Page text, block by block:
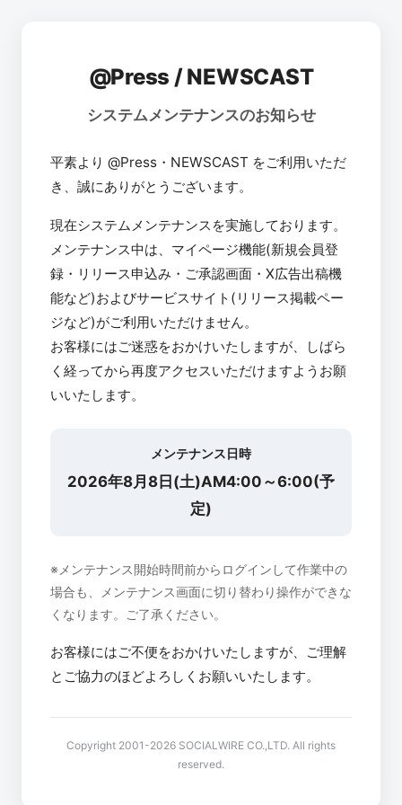
@Press / NEWSCAST
システムメンテナンスのお知らせ
平素より @Press・NEWSCAST をご利用いただ
き、誠にありがとうございます。
現在システムメンテナンスを実施しております。
メンテナンス中は、マイページ機能(新規会員登
録・リリース申込み・ご承認画面・X広告出稿機
能など)およびサービスサイト(リリース掲載ペー
ジなど)がご利用いただけません。
お客様にはご迷惑をおかけいたしますが、しばら
く経ってから再度アクセスいただけますようお願
いいたします。
メンテナンス日時
2026年8月8日(土)AM4:00～6:00(予
定)
※メンテナンス開始時間前からログインして作業中の
場合も、メンテナンス画面に切り替わり操作ができな
くなります。ご了承ください。
お客様にはご不便をおかけいたしますが、ご理解
とご協力のほどよろしくお願いいたします。
Copyright 2001-2026 SOCIALWIRE CO.,LTD. All rights
reserved.